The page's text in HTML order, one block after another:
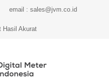
email : sales@jvm.co.id
Hasil Akurat